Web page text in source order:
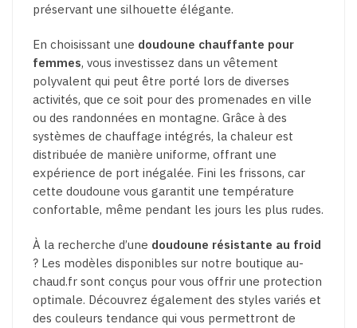
préservant une silhouette élégante.
En choisissant une doudoune chauffante pour
femmes, vous investissez dans un vêtement
polyvalent qui peut être porté lors de diverses
activités, que ce soit pour des promenades en ville
ou des randonnées en montagne. Grâce à des
systèmes de chauffage intégrés, la chaleur est
distribuée de manière uniforme, offrant une
expérience de port inégalée. Fini les frissons, car
cette doudoune vous garantit une température
confortable, même pendant les jours les plus rudes.
À la recherche d’une doudoune résistante au froid
? Les modèles disponibles sur notre boutique au-
chaud.fr sont conçus pour vous offrir une protection
optimale. Découvrez également des styles variés et
des couleurs tendance qui vous permettront de